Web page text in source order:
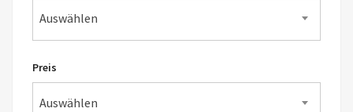
Auswählen
Preis
Auswählen